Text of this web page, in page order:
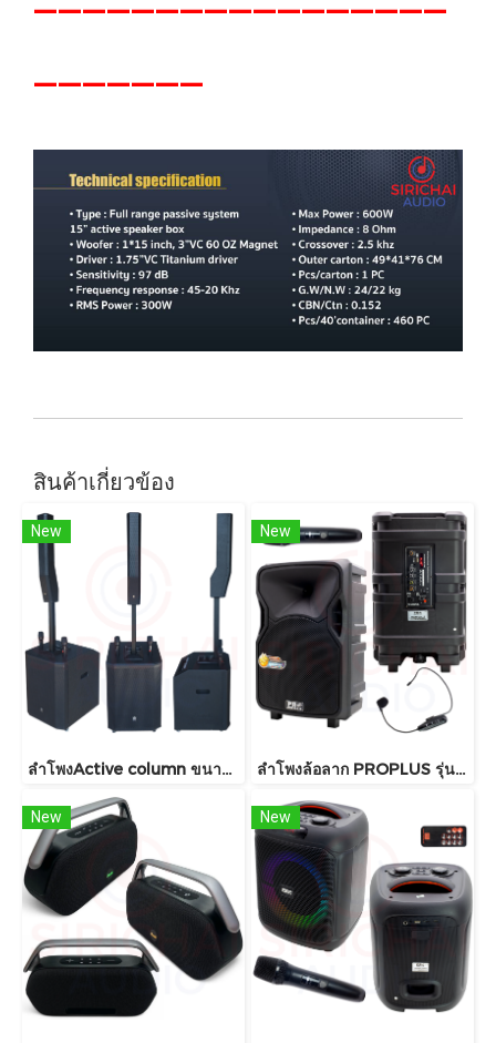
_______
สินค้าเกี่ยวข้อง
New
ลำโพงActive column ขนาด15นิ้ว Soundit รุ่น Sv60 pro
New
ลำโพงล้อลาก PROPLUS รุ่น GX12
New New